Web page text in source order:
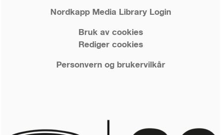
Nordkapp Media Library Login
Bruk av cookies
Rediger cookies
Personvern og brukervilkår